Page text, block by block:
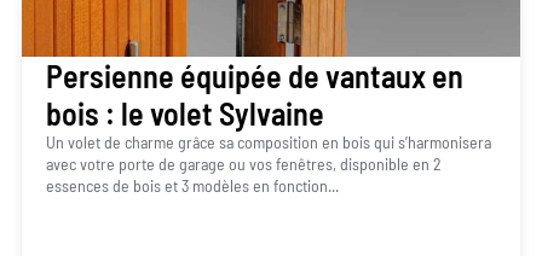
Persienne équipée de vantaux en
bois : le volet Sylvaine
Un volet de charme grâce sa composition en bois qui s’harmonisera
avec votre porte de garage ou vos fenêtres, disponible en 2
essences de bois et 3 modèles en fonction...